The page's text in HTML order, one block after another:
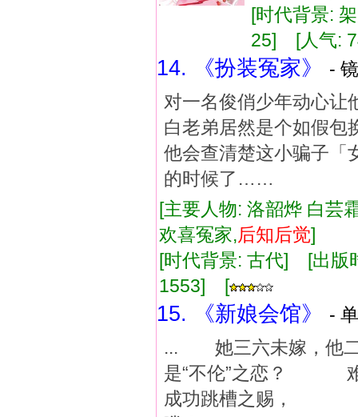
[时代背景:
25] [人气:
14. 《扮装冤家》
-
对一名俊俏少年动心让
白老弟居然是个如假包
他会查清楚这小骗子「
的时候了……
[主要人物: 洛韶烨 白
欢喜冤家,后知后觉]
[时代背景: 古代] [出
1553] [
15. 《新娘会馆》
-
... 她三六未嫁，他
是“不伦”之恋？
成功跳槽之赐， 总